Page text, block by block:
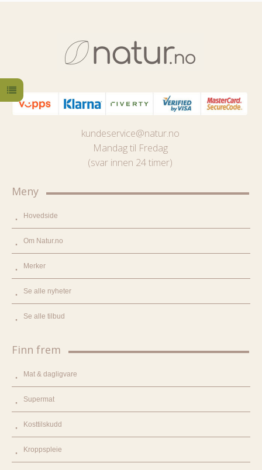
kundeservice@natur.no
Mandag til Fredag
(svar innen 24 timer)
Meny
Hovedside
Om Natur.no
Merker
Se alle nyheter
Se alle tilbud
Finn frem
Mat & dagligvare
Supermat
Kosttilskudd
Kroppspleie